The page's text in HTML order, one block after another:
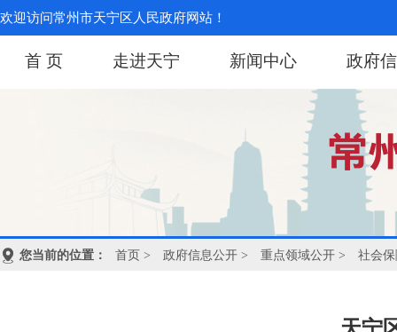
欢迎访问常州市天宁区人民政府网站！
首 页 走进天宁 新闻中心 政府
您当前的位置： 首页 > 政府信息公开 > 重点领域公开 > 社会